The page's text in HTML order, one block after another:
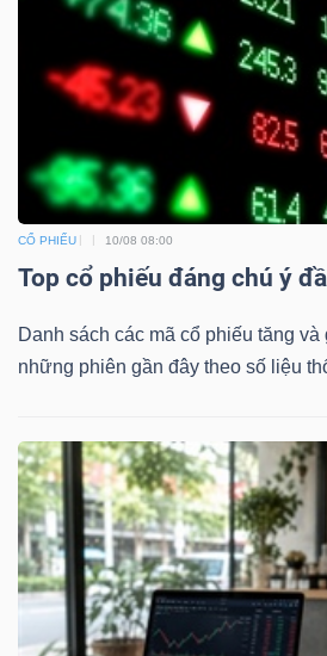
CỔ PHIẾU 10/08 08:00
Top cổ phiếu đáng chú ý
Danh sách các mã cổ phiếu tăng và
những phiên gần đây theo số liệu